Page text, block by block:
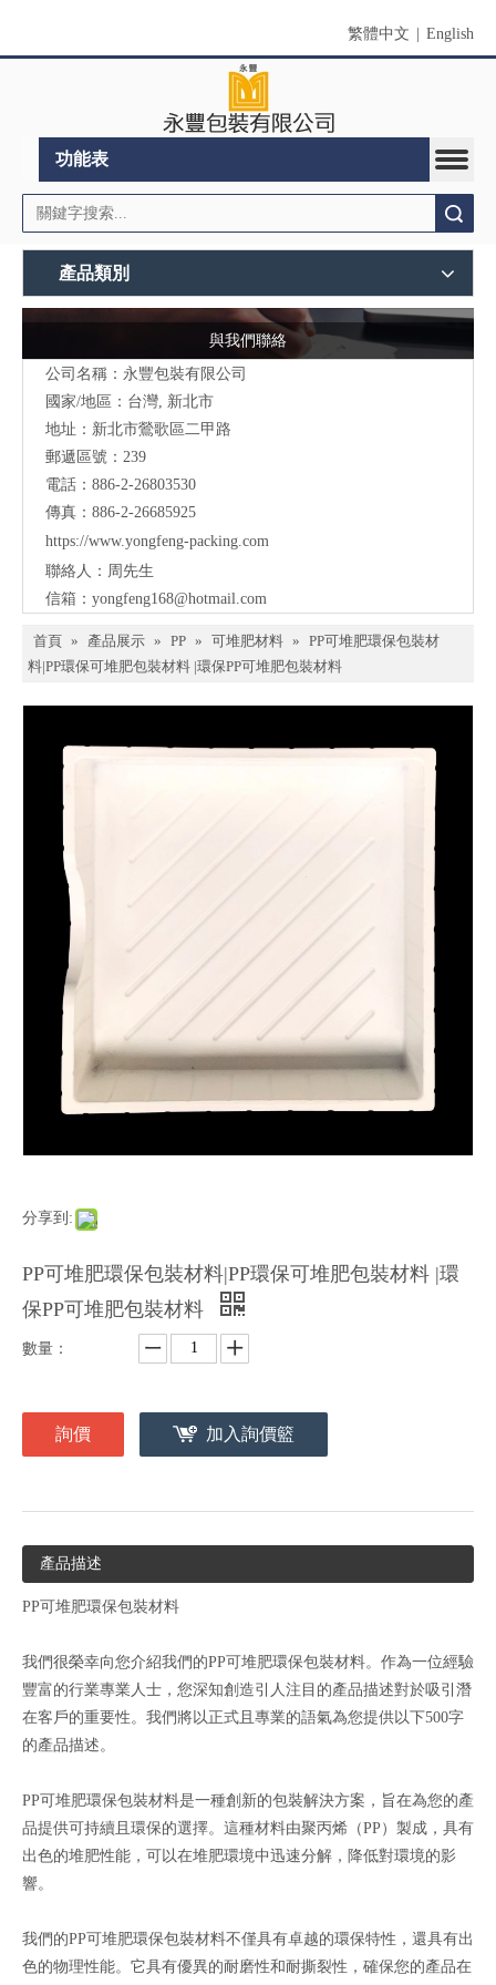
繁體中文 English
功能表
產品類別
與我們聯絡
公司名稱：永豐包裝有限公司
國家/地區：台灣, 新北市
地址：新北市鶯歌區二甲路
郵遞區號：239
電話：886-2-26803530
傳真：886-2-26685925
https://www.yongfeng-packing. com
聯絡人：周先生
信箱： yongfeng168@hotmail.com
首頁 » 產品展示 » PP » 可堆肥材料 » PP可堆肥環保包裝材
料|PP環保可堆肥包裝材料 |環保PP可堆肥包裝材料
分享到:
PP可堆肥環保包裝材料|PP環保可堆肥包裝材料 |環
保PP可堆肥包裝材料
數量：
詢價 加入詢價籃
產品描述
PP可堆肥環保包裝材料
我們很榮幸向您介紹我們的PP可堆肥環保包裝材料。作為一位經驗
豐富的行業專業人士，您深知創造引人注目的產品描述對於吸引潛
在客戶的重要性。我們將以正式且專業的語氣為您提供以下500字
的產品描述。
PP可堆肥環保包裝材料是一種創新的包裝解決方案，旨在為您的產
品提供可持續且環保的選擇。這種材料由聚丙烯（PP）製成，具有
出色的堆肥性能，可以在堆肥環境中迅速分解，降低對環境的影
響。
我們的PP可堆肥環保包裝材料不僅具有卓越的環保特性，還具有出
色的物理性能。它具有優異的耐磨性和耐撕裂性，確保您的產品在